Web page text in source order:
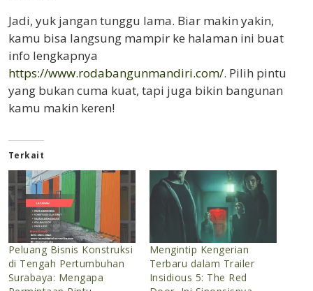
Jadi, yuk jangan tunggu lama. Biar makin yakin,
kamu bisa langsung mampir ke halaman ini buat
info lengkapnya
https://www.rodabangunmandiri.com/. Pilih pintu
yang bukan cuma kuat, tapi juga bikin bangunan
kamu makin keren!
Terkait
Peluang Bisnis Konstruksi
di Tengah Pertumbuhan
Surabaya: Mengapa
Mengintip Kengerian
Terbaru dalam Trailer
Insidious 5: The Red